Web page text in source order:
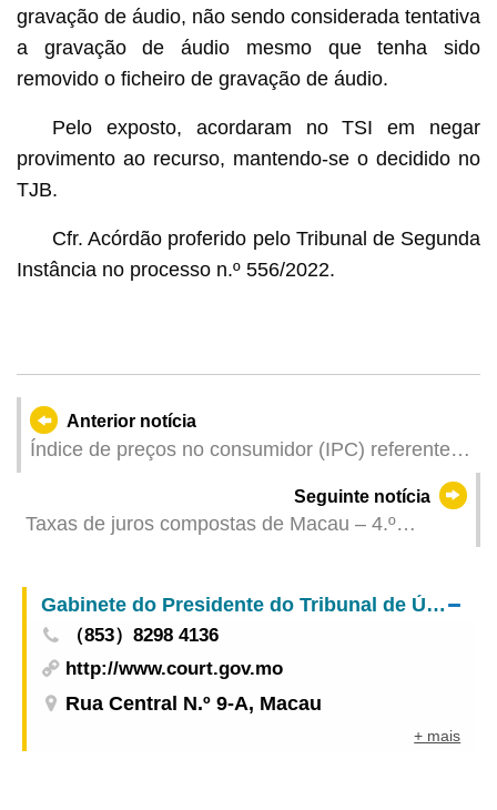
gravação de áudio, não sendo considerada tentativa
a gravação de áudio mesmo que tenha sido
removido o ficheiro de gravação de áudio.
Pelo exposto, acordaram no TSI em negar
provimento ao recurso, mantendo-se o decidido no
TJB.
Cfr. Acórdão proferido pelo Tribunal de Segunda
Instância no processo n.º 556/2022.
Anterior notícia
Índice de preços no consumidor (IPC) referente a
Seguinte notícia
Taxas de juros compostas de Macau – 4.º
Gabinete do Presidente do Tribunal de Última Instância
（853）8298 4136
http://www.court.gov.mo
Rua Central N.º 9-A, Macau
+ mais